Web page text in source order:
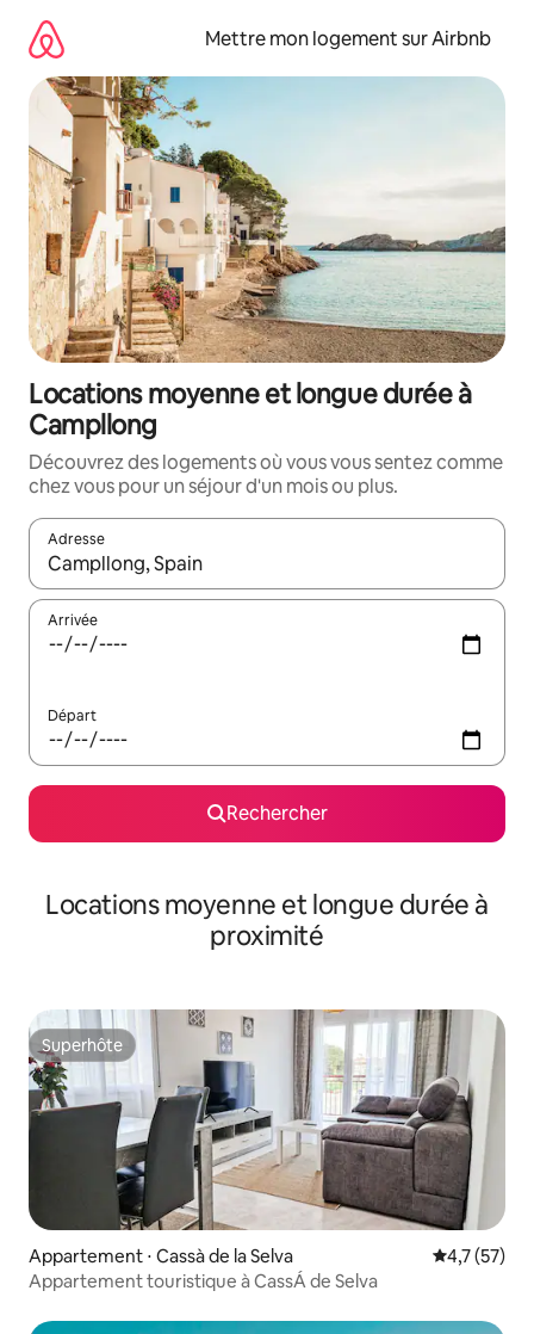
directement
contenu
Mettre mon logement sur Airbnb
Locations moyenne et longue durée à
Campllong
Découvrez des logements où vous vous sentez comme
chez vous pour un séjour d'un mois ou plus.
Adresse
Lorsque les résultats s'affichent, utilisez les flèches vers le
Arrivée
Départ
Rechercher
Locations moyenne et longue durée à
proximité
Superhôte
Superhôte
Appartement ⋅ Cassà de la Selva Évaluation
4,7 (57)
Appartement touristique à CassÁ de Selva